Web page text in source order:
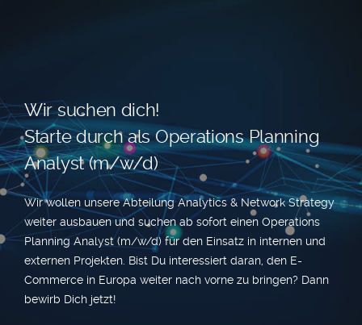
Wir suchen dich!
Starte durch als Operations Planning
Analyst (m/w/d)
Wir wollen unsere Abteilung Analytics & Network Strategy
weiter ausbauen und suchen ab sofort einen Operations
Planning Analyst (m/w/d) für den Einsatz in internen und
externen Projekten. Bist Du interessiert daran, den E-
Commerce in Europa weiter nach vorne zu bringen? Dann
bewirb Dich jetzt!